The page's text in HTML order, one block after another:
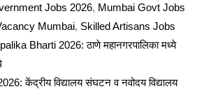
Jobs 2026, Mumbai Govt Jobs
Mumbai, Skilled Artisans Jobs
Bharti 2026: ठाणे महानगरपालिका मध्ये
केंद्रीय विद्यालय संघटन व नवोदय विद्यालय